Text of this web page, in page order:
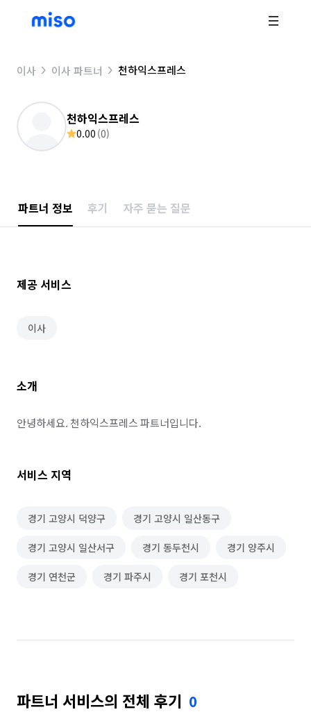
이사 이사 파트너 천하익스프레스
천하익스프레스
0.00 (0)
파트너 정보 후기 자주 묻는 질문
제공 서비스
이사
소개
안녕하세요. 천하익스프레스 파트너입니다.
서비스 지역
경기 고양시 덕양구 경기 고양시 일산동구
경기 고양시 일산서구 경기 동두천시 경기 양주시
경기 연천군 경기 파주시 경기 포천시
파트너 서비스의 전체 후기 0